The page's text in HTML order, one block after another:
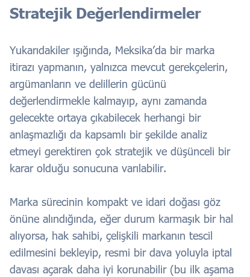
Stratejik Değerlendirmeler
Yukarıdakiler ışığında, Meksika’da bir marka
itirazı yapmanın, yalnızca mevcut gerekçelerin,
argümanların ve delillerin gücünü
değerlendirmekle kalmayıp, aynı zamanda
gelecekte ortaya çıkabilecek herhangi bir
anlaşmazlığı da kapsamlı bir şekilde analiz
etmeyi gerektiren çok stratejik ve düşünceli bir
karar olduğu sonucuna varılabilir.
Marka sürecinin kompakt ve idari doğası göz
önüne alındığında, eğer durum karmaşık bir hal
alıyorsa, hak sahibi, çelişkili markanın tescil
edilmesini bekleyip, resmi bir dava yoluyla iptal
davası açarak daha iyi korunabilir (bu ilk aşama